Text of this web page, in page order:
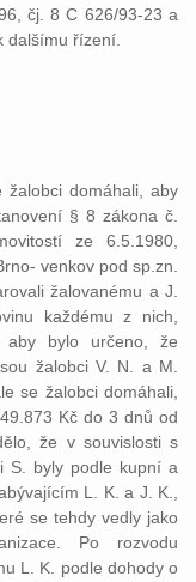
čj. 8 C 626/93-23 a
dalšímu řízení.
žalobci domáhali, aby
§ 8 zákona č.
ze 6.5.1980,
venkov pod sp.zn.
žalovanému a J.
každému z nich,
bylo určeno, že
žalobci V. N. a M.
se žalobci domáhali,
Kč do 3 dnů od
že v souvislosti s
S. byly podle kupní a
L. K. a J. K.,
se tehdy vedly jako
Po rozvodu
L. K. podle dohody o